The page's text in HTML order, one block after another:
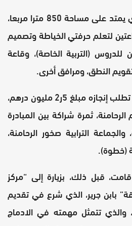
ويتكون هذا المركب، الذي يمتد على مساحة 850 مترا مربعا،
لتعلم حرفتي الخياطة وتصميم
للدروس (التربية الخاصة)، وقاعة
النطق، ومرافق أخرى.
ويعد هذا المشروع، الذي تطلب إنجازه مبلغ 5ر2 مليون درهم،
ثمرة شراكة بين المبادرة
الترابية صخور الرحامنة،
(خطوة).
قبل ذلك، بزيارة إلى “مركز
بابن جرير، الذي شرع في تقديم
خدماته منذ سنة 2010، والذي تتمثل مهمته في الادماج